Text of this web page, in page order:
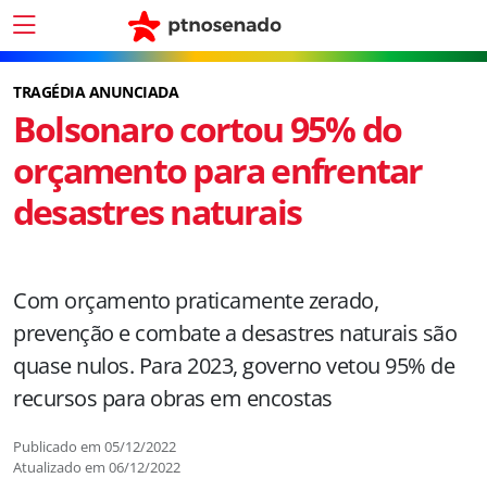
TRAGÉDIA ANUNCIADA
Bolsonaro cortou 95% do
orçamento para enfrentar
desastres naturais
Com orçamento praticamente zerado,
prevenção e combate a desastres naturais são
quase nulos. Para 2023, governo vetou 95% de
recursos para obras em encostas
Publicado em 05/12/2022
Atualizado em 06/12/2022